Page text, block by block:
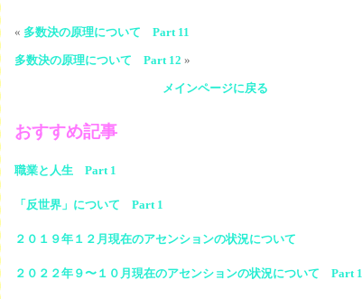
« 多数決の原理について Part 11
多数決の原理について Part 12 »
メインページに戻る
おすすめ記事
職業と人生 Part 1
「反世界」について Part 1
２０１９年１２月現在のアセンションの状況について
２０２２年９〜１０月現在のアセンションの状況について Part 1